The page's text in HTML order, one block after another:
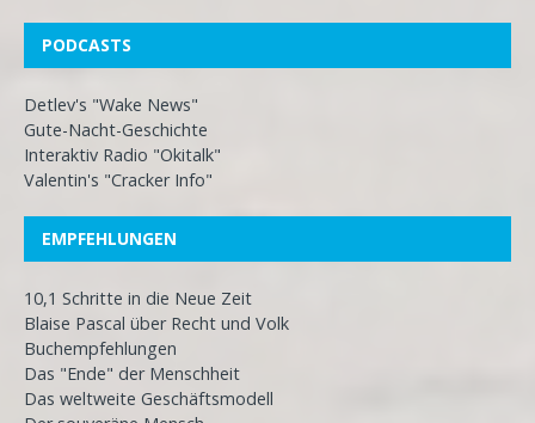
PODCASTS
Detlev's "Wake News"
Gute-Nacht-Geschichte
Interaktiv Radio "Okitalk"
Valentin's "Cracker Info"
EMPFEHLUNGEN
10,1 Schritte in die Neue Zeit
Blaise Pascal über Recht und Volk
Buchempfehlungen
Das "Ende" der Menschheit
Das weltweite Geschäftsmodell